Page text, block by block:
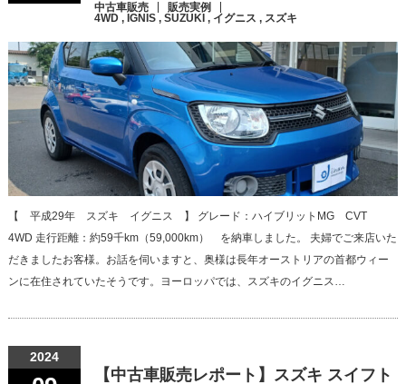
中古車販売
販売実例
4WD, IGNIS, SUZUKI , イグニス , スズキ
【 平成29年 スズキ イグニス 】 グレード：ハイブリットMG CVT
4WD 走行距離：約59千km（59,000km） を納車しました。 夫婦でご来店いた
だきましたお客様。お話を伺いますと、奥様は長年オーストリアの首都ウィー
ンに在住されていたそうです。ヨーロッパでは、スズキのイグニス…
2024
【中古車販売レポート】スズキ スイフト